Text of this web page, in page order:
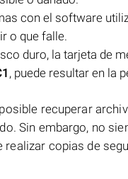
con el software
o que falle.
duro, la tarjeta de
, puede resultar en la
recuperar
Sin embargo, no
copias de